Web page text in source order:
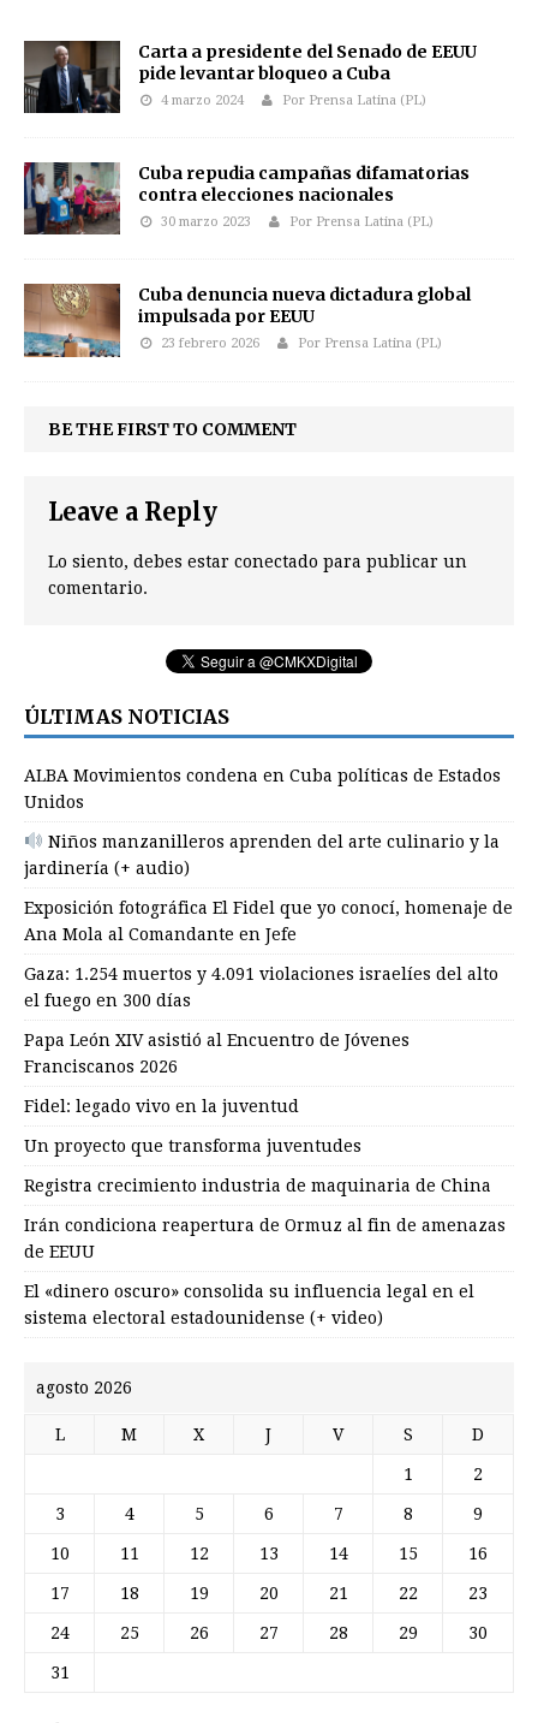
Carta a presidente del Senado de EEUU
pide levantar bloqueo a Cuba
4 marzo 2024 Por Prensa Latina (PL)
Cuba repudia campañas difamatorias
contra elecciones nacionales
30 marzo 2023 Por Prensa Latina (PL)
Cuba denuncia nueva dictadura global
impulsada por EEUU
23 febrero 2026 Por Prensa Latina (PL)
BE THE FIRST TO COMMENT
Leave a Reply
Lo siento, debes estar conectado para publicar un
comentario.
ÚLTIMAS NOTICIAS
ALBA Movimientos condena en Cuba políticas de Estados
Unidos
Niños manzanilleros aprenden del arte culinario y la
jardinería (+ audio)
Exposición fotográfica El Fidel que yo conocí, homenaje de
Ana Mola al Comandante en Jefe
Gaza: 1.254 muertos y 4.091 violaciones israelíes del alto
el fuego en 300 días
Papa León XIV asistió al Encuentro de Jóvenes
Franciscanos 2026
Fidel: legado vivo en la juventud
Un proyecto que transforma juventudes
Registra crecimiento industria de maquinaria de China
Irán condiciona reapertura de Ormuz al fin de amenazas
de EEUU
El «dinero oscuro» consolida su influencia legal en el
sistema electoral estadounidense (+ video)
agosto 2026
L M X J V S D
1 2
3 4 5 6 7 8 9
10 11 12 13 14 15 16
17 18 19 20 21 22 23
24 25 26 27 28 29 30
31